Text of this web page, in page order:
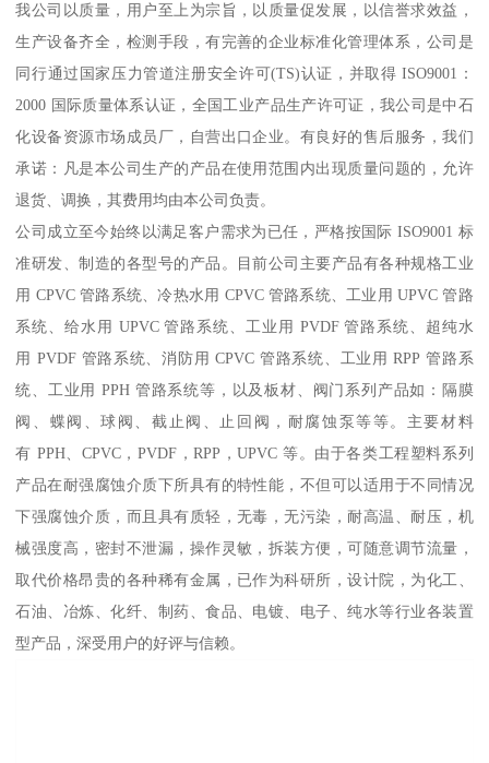
我公司以质量，用户至上为宗旨，以质量促发展，以信誉求效益，
生产设备齐全，检测手段，有完善的企业标准化管理体系，公司是
同行通过国家压力管道注册安全许可(TS)认证，并取得 ISO9001：
2000 国际质量体系认证，全国工业产品生产许可证，我公司是中石
化设备资源市场成员厂，自营出口企业。有良好的售后服务，我们
承诺：凡是本公司生产的产品在使用范围内出现质量问题的，允许
退货、调换，其费用均由本公司负责。
公司成立至今始终以满足客户需求为已任，严格按国际 ISO9001 标
准研发、制造的各型号的产品。目前公司主要产品有各种规格工业
用 CPVC 管路系统、冷热水用 CPVC 管路系统、工业用 UPVC 管路
系统、给水用 UPVC 管路系统、工业用 PVDF 管路系统、超纯水
用 PVDF 管路系统、消防用 CPVC 管路系统、工业用 RPP 管路系
统、工业用 PPH 管路系统等，以及板材、阀门系列产品如：隔膜
阀、蝶阀、球阀、截止阀、止回阀，耐腐蚀泵等等。主要材料
有 PPH、CPVC，PVDF，RPP，UPVC 等。由于各类工程塑料系列
产品在耐强腐蚀介质下所具有的特性能，不但可以适用于不同情况
下强腐蚀介质，而且具有质轻，无毒，无污染，耐高温、耐压，机
械强度高，密封不泄漏，操作灵敏，拆装方便，可随意调节流量，
取代价格昂贵的各种稀有金属，已作为科研所，设计院，为化工、
石油、冶炼、化纤、制药、食品、电镀、电子、纯水等行业各装置
型产品，深受用户的好评与信赖。